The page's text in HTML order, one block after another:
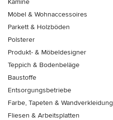
Möbel & Wohnaccessoires
Parkett & Holzböden
Polsterer
Produkt- & Möbeldesigner
Teppich & Bodenbeläge
Baustoffe
Entsorgungsbetriebe
Farbe, Tapeten & Wandverkleidung
Fliesen & Arbeitsplatten